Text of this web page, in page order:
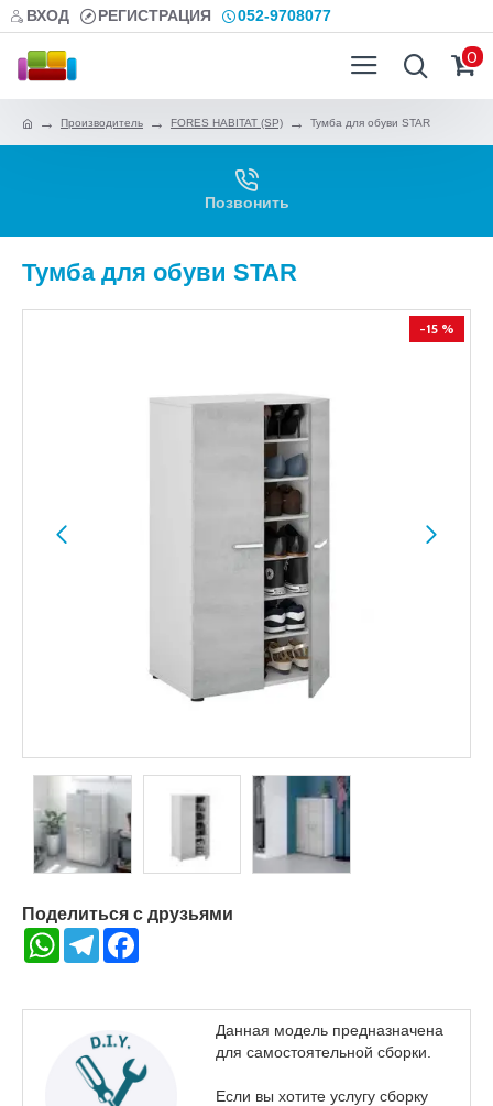
ВХОД РЕГИСТРАЦИЯ 052-9708077
0
Производитель FORES HABITAT (SP) Тумба для обуви STAR
Позвонить
Тумба для обуви STAR
-15 %
Поделиться с друзьями
WhatsAppTelegram
Данная модель предназначена
для самостоятельной сборки.
Если вы хотите услугу сборку